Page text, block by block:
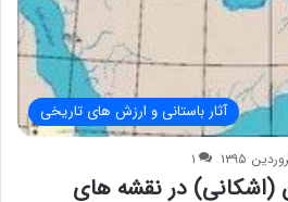
آثار باستانی و ارزش های تاریخی
۱
(اشکانی) در نقشه های